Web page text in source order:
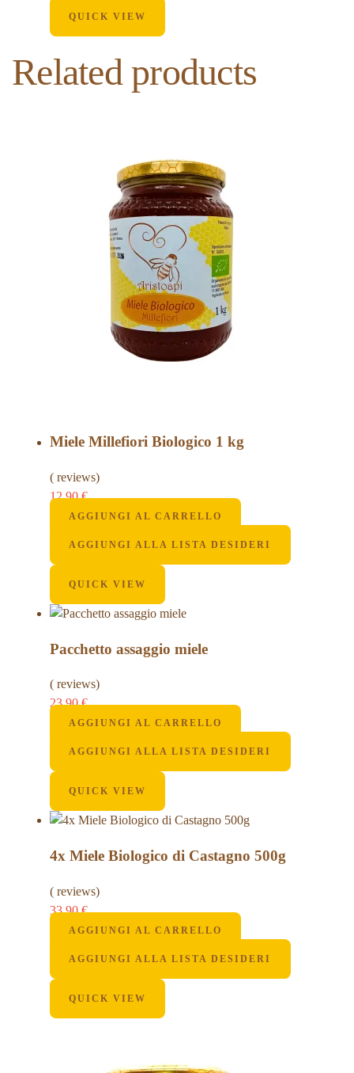
QUICK VIEW
Related products
Miele Millefiori Biologico 1 kg
( reviews)
12,90€
AGGIUNGI AL CARRELLO
AGGIUNGI ALLA LISTA DESIDERI
QUICK VIEW
Pacchetto assaggio miele
( reviews)
23,90€
AGGIUNGI AL CARRELLO
AGGIUNGI ALLA LISTA DESIDERI
QUICK VIEW
4x Miele Biologico di Castagno 500g
( reviews)
33,90€
AGGIUNGI AL CARRELLO
AGGIUNGI ALLA LISTA DESIDERI
QUICK VIEW